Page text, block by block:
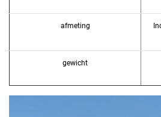
afmeting
gewicht